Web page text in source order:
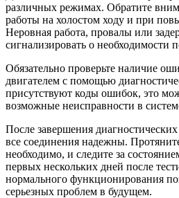
различных режимах. Обратите
работы на холостом ходу и при
Неровная работа, провалы или
сигнализировать о необходимости
Обязательно проверьте наличие
двигателем с помощью
присутствуют коды ошибок, это
возможные неисправности в
После завершения
все соединения надежны.
необходимо, и следите за
первых нескольких дней после
нормального функционирования
серьезных проблем в будущем.